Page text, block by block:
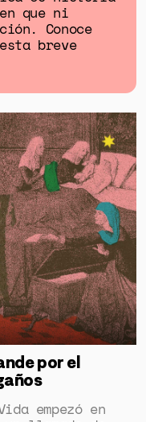
que ni
Conoce
breve
por el
empezó en